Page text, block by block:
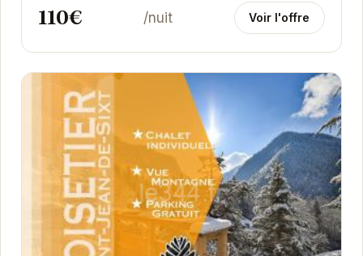
110€ /nuit Voir l'offre